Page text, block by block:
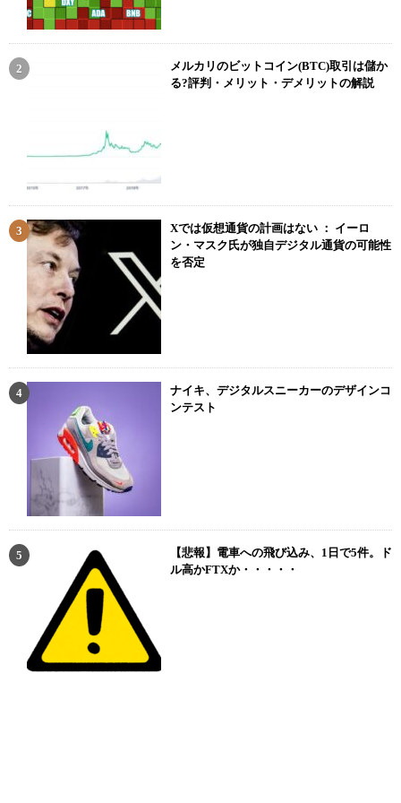
メルカリのビットコイン(BTC)取引は儲か
る?評判・メリット・デメリットの解説
Xでは仮想通貨の計画はない ： イーロ
ン・マスク氏が独自デジタル通貨の可能性
を否定
ナイキ、デジタルスニーカーのデザインコ
ンテスト
【悲報】電車への飛び込み、1日で5件。ド
ル高かFTXか・・・・・